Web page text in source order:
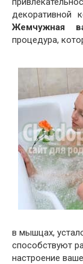
декоративной
Жемчужная
процедура,
в мышцах,
способствуют
настроение